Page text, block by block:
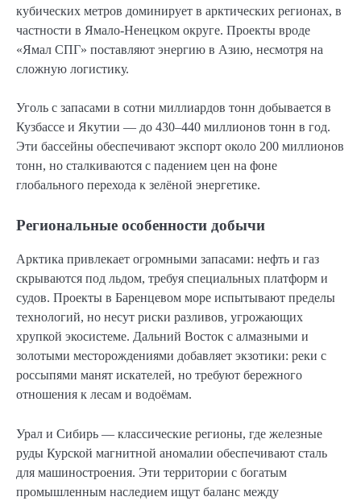
кубических метров доминирует в арктических регионах, в
частности в Ямало-Ненецком округе. Проекты вроде
«Ямал СПГ» поставляют энергию в Азию, несмотря на
сложную логистику.
Уголь с запасами в сотни миллиардов тонн добывается в
Кузбассе и Якутии — до 430–440 миллионов тонн в год.
Эти бассейны обеспечивают экспорт около 200 миллионов
тонн, но сталкиваются с падением цен на фоне
глобального перехода к зелёной энергетике.
Региональные особенности добычи
Арктика привлекает огромными запасами: нефть и газ
скрываются под льдом, требуя специальных платформ и
судов. Проекты в Баренцевом море испытывают пределы
технологий, но несут риски разливов, угрожающих
хрупкой экосистеме. Дальний Восток с алмазными и
золотыми месторождениями добавляет экзотики: реки с
россыпями манят искателей, но требуют бережного
отношения к лесам и водоёмам.
Урал и Сибирь — классические регионы, где железные
руды Курской магнитной аномалии обеспечивают сталь
для машиностроения. Эти территории с богатым
промышленным наследием ищут баланс между